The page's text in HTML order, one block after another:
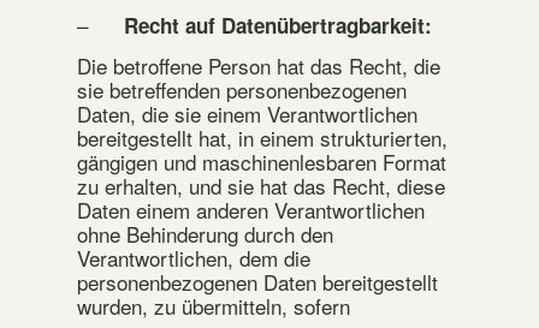
– Recht auf Datenübertragbarkeit:
Die betroffene Person hat das Recht, die
sie betreffenden personenbezogenen
Daten, die sie einem Verantwortlichen
bereitgestellt hat, in einem strukturierten,
gängigen und maschinenlesbaren Format
zu erhalten, und sie hat das Recht, diese
Daten einem anderen Verantwortlichen
ohne Behinderung durch den
Verantwortlichen, dem die
personenbezogenen Daten bereitgestellt
wurden, zu übermitteln, sofern